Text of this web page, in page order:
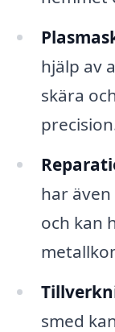
hjälp av
skära
har
och kan
smed